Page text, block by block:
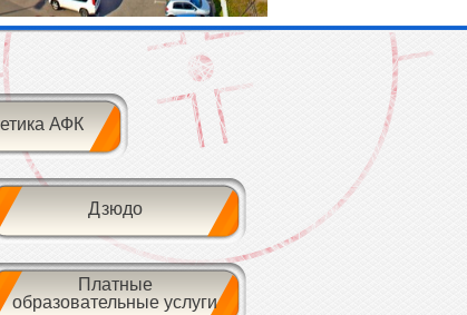
АФК
Дзюдо
Платные
образовательные услуги